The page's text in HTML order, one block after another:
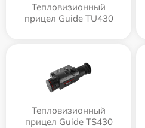
Тепловизионный
прицел Guide TU430
Тепловизионный
прицел Guide TS430